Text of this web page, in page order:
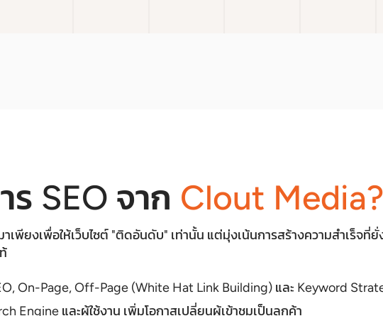
SEO จาก Clout Media?
เพียงเพื่อให้เว็บไซต์ "ติดอันดับ" เท่านั้น แต่มุ่งเน้นการสร้างความสำเร็
On-Page, Off-Page (White Hat Link Building) และ Keyword
Engine และผู้ใช้งาน เพิ่มโอกาสเปลี่ยนผู้เข้าชมเป็นลูกค้า